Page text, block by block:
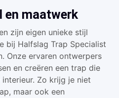
en maatwerk
zijn eigen unieke stijl
bij Halfslag Trap Specialist
Onze ervaren ontwerpers
en creëren een trap die
Zo krijg je niet
maar ook een